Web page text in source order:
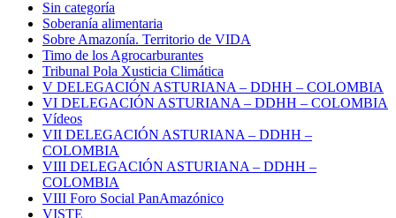
Sin categoría
Soberanía alimentaria
Sobre Amazonía. Territorio de VIDA
Timo de los Agrocarburantes
Tribunal Pola Xusticia Climática
V DELEGACIÓN ASTURIANA – DDHH – COLOMBIA
VI DELEGACIÓN ASTURIANA – DDHH – COLOMBIA
Vídeos
VII DELEGACIÓN ASTURIANA – DDHH –
COLOMBIA
VIII DELEGACIÓN ASTURIANA – DDHH –
COLOMBIA
VIII Foro Social PanAmazónico
VISTE